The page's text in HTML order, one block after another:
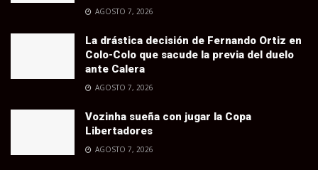
AGOSTO 7, 2026
La drástica decisión de Fernando Ortiz en
Colo-Colo que sacude la previa del duelo
ante Calera
AGOSTO 7, 2026
Vozinha sueña con jugar la Copa
Libertadores
AGOSTO 7, 2026